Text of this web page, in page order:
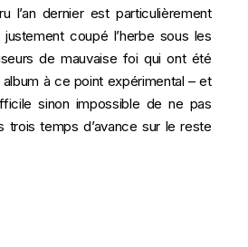
l’an dernier est particulièrement
coupé l’herbe sous les
de mauvaise foi qui ont été
à ce point expérimental – et
sinon impossible de ne pas
trois temps d’avance sur le reste